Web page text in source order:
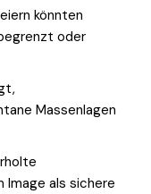
könnten
oder
Massenlagen
Image als sichere